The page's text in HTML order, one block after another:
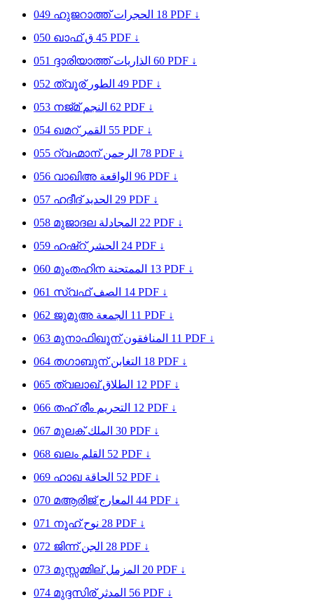
049 ഹുജറാത്ത്الحجرات 18 PDF ↓
050 ഖാഫ്ق 45 PDF ↓
051 ദ്ദാരിയാത്ത്الذاريات 60 PDF ↓
052 ത്വൂര് الطور 49 PDF ↓
053 നജ്മ്النجم 62 PDF ↓
054 ഖമറ് القمر 55 PDF ↓
055 റ്വഹ്മാന്الرحمن 78 PDF ↓
056 വാഖിഅ الواقعة 96 PDF ↓
057 ഹദീദ്الحديد 29 PDF ↓
058 മുജാദല المجادلة 22 PDF ↓
059 ഹഷ്റ് الحشر 24 PDF ↓
060 മുംതഹിന الممتحنة 13 PDF ↓
061 സ്വഫ്الصف 14 PDF ↓
062 ജുമുഅ الجمعة 11 PDF ↓
063 മുനാഫിഖൂന്المنافقون 11 PDF ↓
064 തഗാബുന്التغابن 18 PDF ↓
065 ത്വലാഖ്الطلاق 12 PDF ↓
066 തഹ് രീം التحريم 12 PDF ↓
067 മുലക്الملك 30 PDF ↓
068 ഖലം القلم 52 PDF ↓
069 ഹാഖ الحاقة 52 PDF ↓
070 മആരിജ്المعارج 44 PDF ↓
071 നൂഹ്نوح 28 PDF ↓
072 ജിന്ന്الجن 28 PDF ↓
073 മുസ്സമ്മില്المزمل 20 PDF ↓
074 മുദ്ദസിര് المدثر 56 PDF ↓